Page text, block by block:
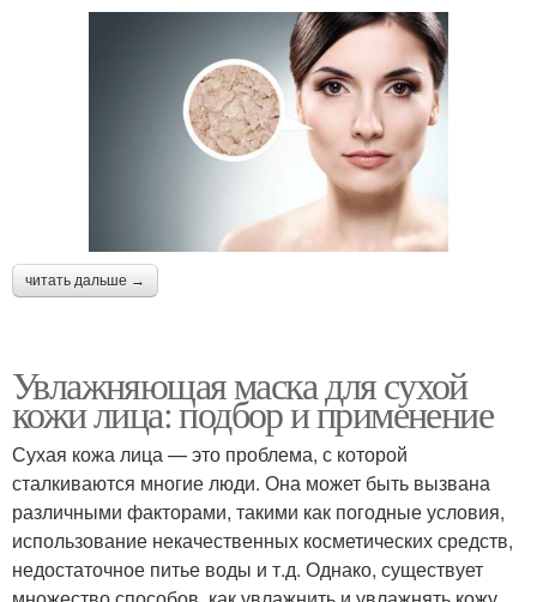
читать дальше →
Увлажняющая маска для сухой
кожи лица: подбор и применение
Сухая кожа лица — это проблема, с которой
сталкиваются многие люди. Она может быть вызвана
различными факторами, такими как погодные условия,
использование некачественных косметических средств,
недостаточное питье воды и т.д. Однако, существует